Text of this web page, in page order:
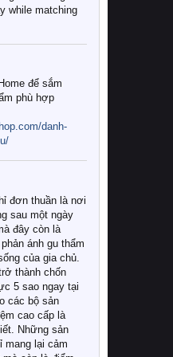
while matching
để sắm
phù hợp
danh-
đơn thuần là nơi
sau một ngày
đây còn là
ánh gu thẩm
của gia chủ.
thành chốn
5 sao ngay tại
các bộ sản
cao cấp là
Những sản
mang lại cảm